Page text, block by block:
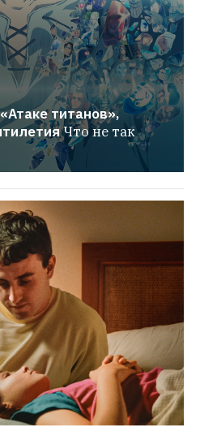
титанов»,
Что не так